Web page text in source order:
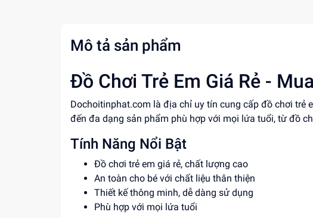
Mô tả sản phẩm
Đồ Chơi Trẻ Em Giá Rẻ -
Dochoitinphat.com là địa chỉ uy tín cung cấp đồ chơi trẻ
đến đa dạng sản phẩm phù hợp với mọi lứa tuổi, từ đồ
Tính Năng Nổi Bật
Đồ chơi trẻ em giá rẻ, chất lượng cao
An toàn cho bé với chất liệu thân thiện
Thiết kế thông minh, dễ dàng sử dụng
Phù hợp với mọi lứa tuổi